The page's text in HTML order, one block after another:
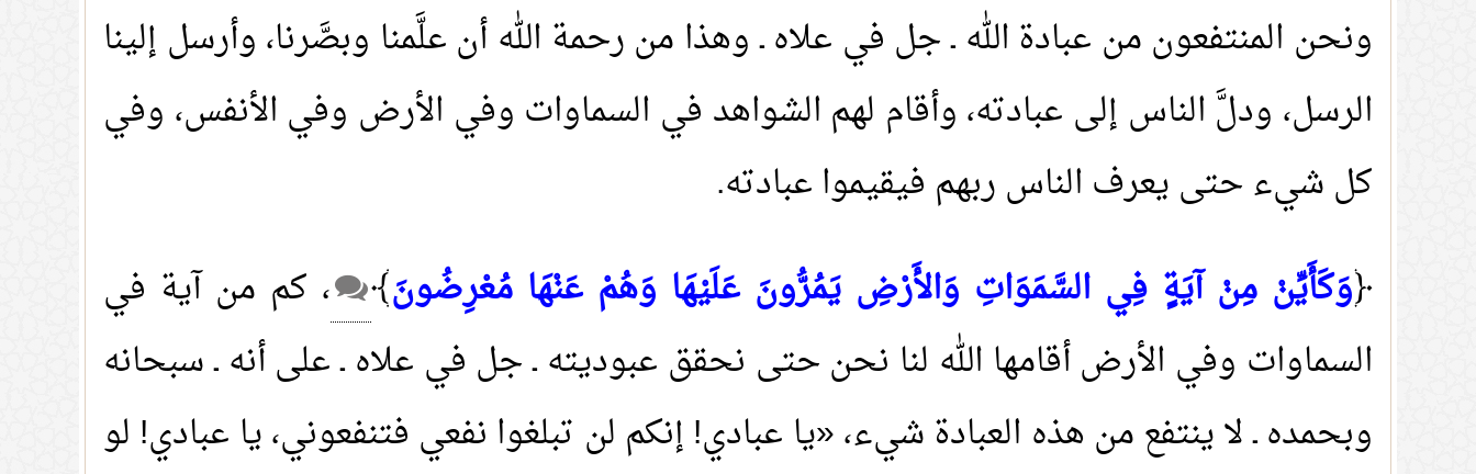
ونحن المنتفعون من عبادة الله ـ جل في علاه ـ وهذا من رحمة الله أن علَّمنا وبصَّرنا، وأرسل إلينا
الرسل، ودلَّ الناس إلى عبادته، وأقام لهم الشواهد في السماوات وفي الأرض وفي الأنفس، وفي
كل شيء حتى يعرف الناس ربهم فيقيموا عبادته.
﴿وَكَأَيِّنْ مِنْ آيَةٍ فِي السَّمَوَاتِ وَالأَرْضِ يَمُرُّونَ عَلَيْهَا وَهُمْ عَنْهَا مُعْرِضُونَ﴾
، كم من آية في
السماوات وفي الأرض أقامها الله لنا نحن حتى نحقق عبوديته ـ جل في علاه ـ على أنه ـ سبحانه
وبحمده ـ لا ينتفع من هذه العبادة شيء، «يا عبادي! إنكم لن تبلغوا نفعي فتنفعوني، يا عبادي! لو